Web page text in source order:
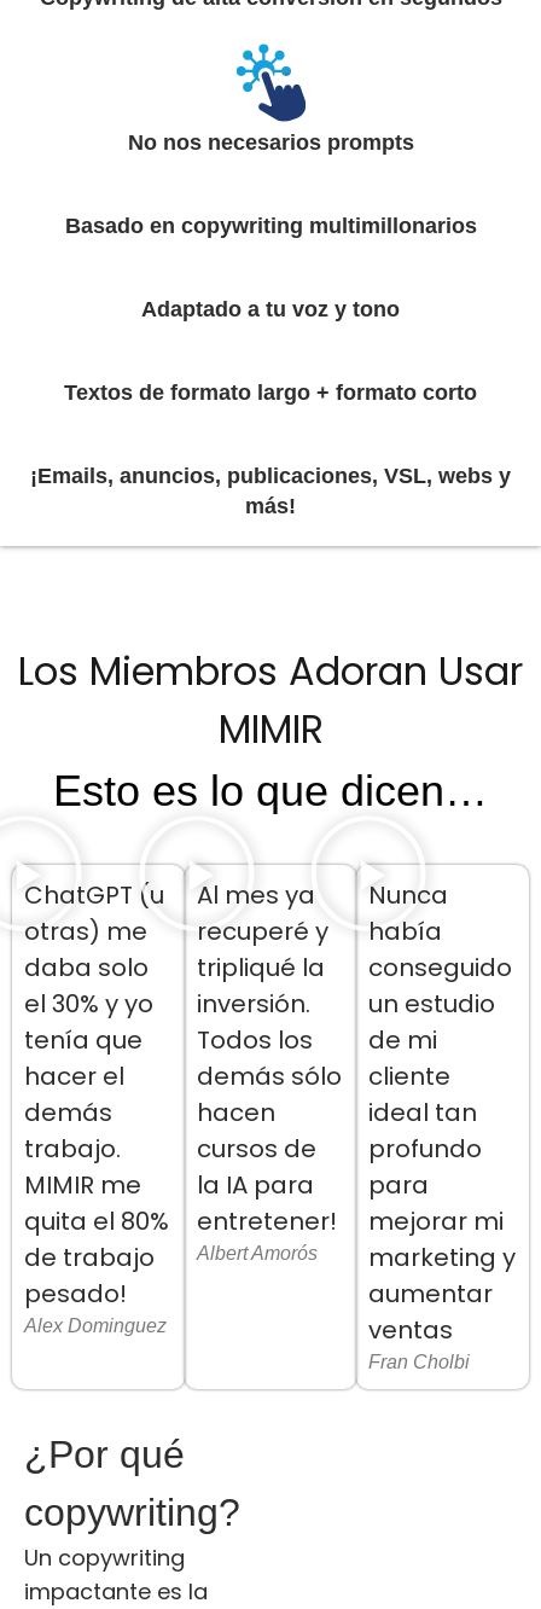
No nos necesarios prompts
Basado en copywriting multimillonarios
Adaptado a tu voz y tono
Textos de formato largo + formato corto
¡Emails, anuncios, publicaciones, VSL, webs y
más!
Los Miembros Adoran Usar
MIMIR
Esto es lo que dicen…
ChatGPT (u
otras) me
daba solo
el 30% y yo
tenía que
hacer el
demás
trabajo.
MIMIR me
quita el 80%
de trabajo
pesado!
Alex Dominguez
Al mes ya
recuperé y
tripliqué la
inversión.
Todos los
demás sólo
hacen
cursos de
la IA para
entretener!
Albert Amorós
Nunca
había
conseguido
un estudio
de mi
cliente
ideal tan
profundo
para
mejorar mi
marketing y
aumentar
ventas
Fran Cholbi
¿Por qué
copywriting?
Un copywriting
impactante es la